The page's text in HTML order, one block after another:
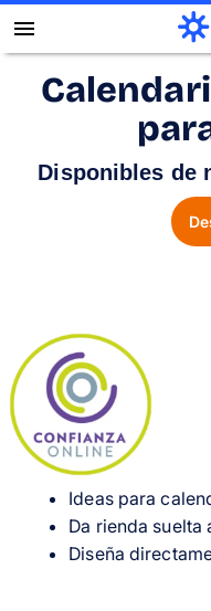
Álbum Digital Pixum
Regalos
Fundas
Tarjetas
Inspiración
Disponibles de
Ideas para
Da rienda suelta
Diseña